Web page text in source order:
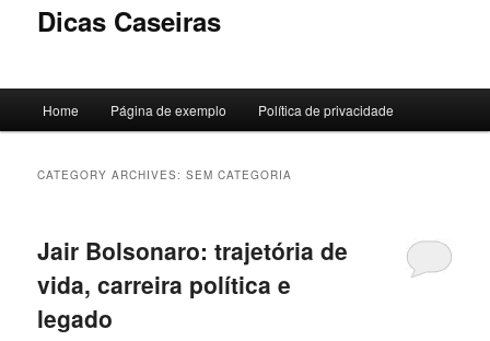
Dicas Caseiras
Home Página de exemplo Política de privacidade
CATEGORY ARCHIVES:SEM CATEGORIA
Jair Bolsonaro: trajetória de
vida, carreira política e
legado